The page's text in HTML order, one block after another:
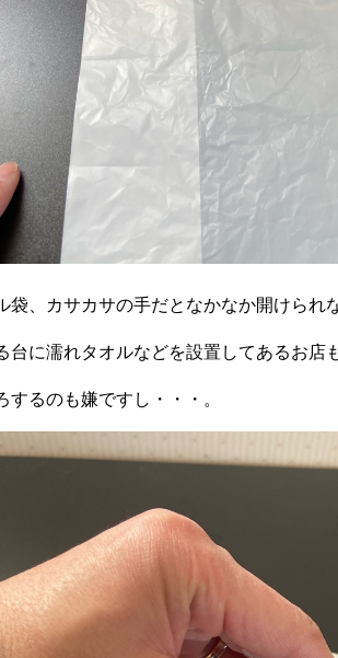
袋、カサカサの手だとなかなか開けられ
台に濡れタオルなどを設置してあるお店
するのも嫌ですし・・・。